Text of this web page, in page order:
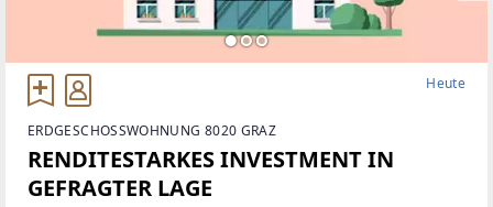
Heute
ERDGESCHOSSWOHNUNG 8020 GRAZ
RENDITESTARKES INVESTMENT IN
GEFRAGTER LAGE